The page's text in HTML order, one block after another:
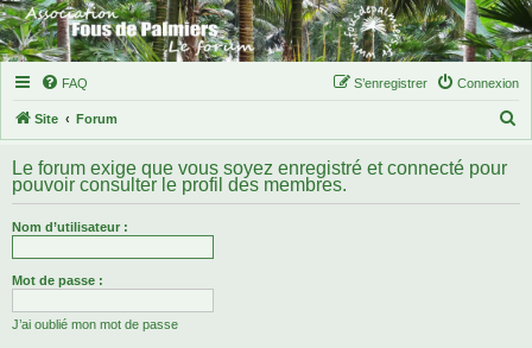
FAQ Connexion
S’enregistrer
Site Forum
h
Le forum exige que vous soyez enregistré et connecté pour
pouvoir consulter le profil des membres.
Nom d’utilisateur :
Mot de passe :
J’ai oublié mon mot de passe